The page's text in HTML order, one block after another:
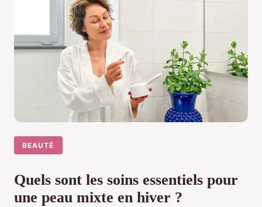
BEAUTÉ
Quels sont les soins essentiels pour
une peau mixte en hiver ?